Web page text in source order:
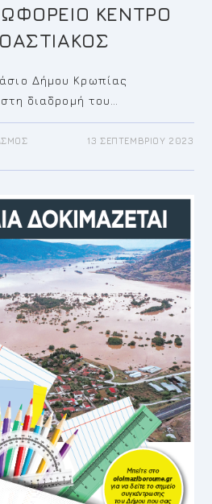
ΚΕΝΤΡΟ
Δήμου Κρωπίας
διαδρομή του…
ΣΤΟ
ΑΝΑΚΟΙΝΩΣΗ
ΣΤΟ
ΔΗΜΟΤΙΚΟ
ΛΕΩΦΟΡΕΙΟ
ΚΟΡΩΠΙΟΥ
ΠΡΟΑΣΤΙΑΚΟΣ
13 ΣΕΠΤΕΜΒΡΊΟΥ 2023